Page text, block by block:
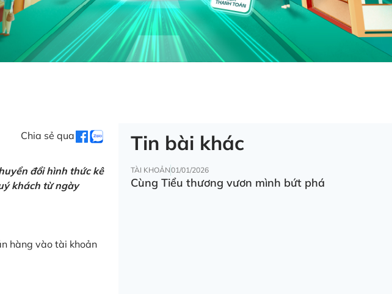
Chia sẻ qua
đổi hình thức kê
khách từ ngày
hàng vào tài khoản
Tin bài khác
TÀI KHOẢN01/01/2026
Cùng Tiểu thương vươn mình bứt phá